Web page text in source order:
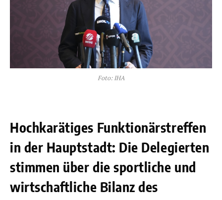
Foto: IHA
Hochkarätiges Funktionärstreffen
in der Hauptstadt: Die Delegierten
stimmen über die sportliche und
wirtschaftliche Bilanz des